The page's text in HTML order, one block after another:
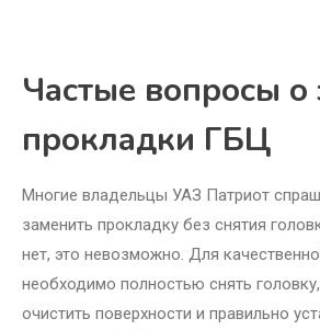
Частые вопросы о
прокладки ГБЦ
Многие владельцы УАЗ Патриот
заменить прокладку без снятия
нет, это невозможно. Для
необходимо полностью снять
очистить поверхности и правильно